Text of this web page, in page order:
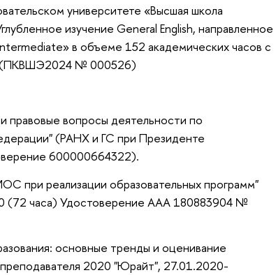
университете «Высшая школа
изучение General English, направленное
в объеме 152 академических часов с
(ПКВШЭ2024 № 000526)
правовые вопросы деятельности по
(РАНХ и ГС при Президенте
600000664322).
при реализации образовательных программ"
часа) Удостоверение ААА 180883904 №
основные тренды и оценивание
2020 "Юрайт", 27.01.2020-